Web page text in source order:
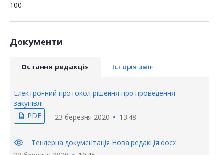
100
Документи
Остання редакція Історія змін
Електронний протокол рішення про проведення
закупівлі
description PDF 23 березня 2020 13:48
visibility
Тендерна документація Нова редакція.docx